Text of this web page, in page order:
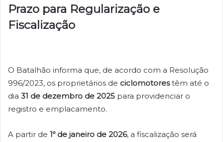
Prazo para Regularização e
Fiscalização
O Batalhão informa que, de acordo com a Resolução
996/2023, os proprietários de ciclomotorestêm até o
dia 31 de dezembro de 2025 para providenciar o
registro e emplacamento.
A partir de 1º de janeiro de 2026, a fiscalização será